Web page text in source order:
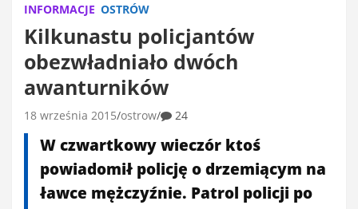
INFORMACJE OSTRÓW
Kilkunastu policjantów
obezwładniało dwóch
awanturników
18 września 2015 ostrow 24
W czwartkowy wieczór ktoś
powiadomił policję o drzemiącym na
ławce mężczyźnie. Patrol policji po